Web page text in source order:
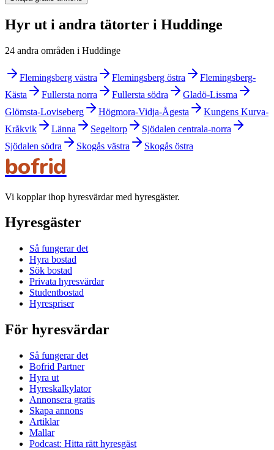
Hyr ut i andra tätorter i Huddinge
24 andra områden i Huddinge
Flemingsberg västra Flemingsberg östra
Flemingsberg-
Kästa
Fullersta norra Fullersta södra
Gladö-Lissma
Glömsta-Loviseberg
Högmora-Vidja-Ågesta
Kungens Kurva-
Kråkvik
Länna Segeltorp
Sjödalen centrala-norra
Sjödalen södra
Skogås västra Skogås östra
bofrid
Vi kopplar ihop hyresvärdar med hyresgäster.
Hyresgäster
Så fungerar det
Hyra bostad
Sök bostad
Privata hyresvärdar
Studentbostad
Hyrespriser
För hyresvärdar
Så fungerar det
Bofrid Partner
Hyra ut
Hyreskalkylator
Annonsera gratis
Skapa annons
Artiklar
Mallar
Podcast: Hitta rätt hyresgäst